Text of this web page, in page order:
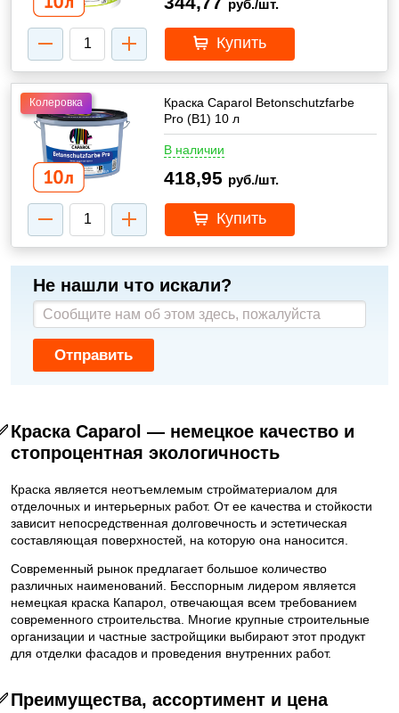
руб./шт.
Купить
Колеровка
Краска Caparol Betonschutzfarbe
Pro (B1) 10 л
В наличии
418,95 руб./шт.
Купить
Не нашли что искали?
Отправить
Краска Caparol — немецкое качество и
стопроцентная экологичность
Краска является неотъемлемым стройматериалом для
отделочных и интерьерных работ. От ее качества и стойкости
зависит непосредственная долговечность и эстетическая
составляющая поверхностей, на которую она наносится.
Современный рынок предлагает большое количество
различных наименований. Бесспорным лидером является
немецкая краска Капарол, отвечающая всем требованием
современного строительства. Многие крупные строительные
организации и частные застройщики выбирают этот продукт
для отделки фасадов и проведения внутренних работ.
Преимущества, ассортимент и цена